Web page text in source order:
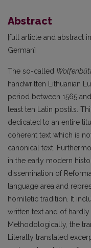
Abstract
[full article and abstract
German]
The so-called
handwritten Lithuanian
period between 1565
least ten Latin postils.
dedicated to an entire
coherent text which is
canonical text.
in the early modern
dissemination of
language area and
homiletic tradition. It
written text and of
Methodologically, the
Literally translated